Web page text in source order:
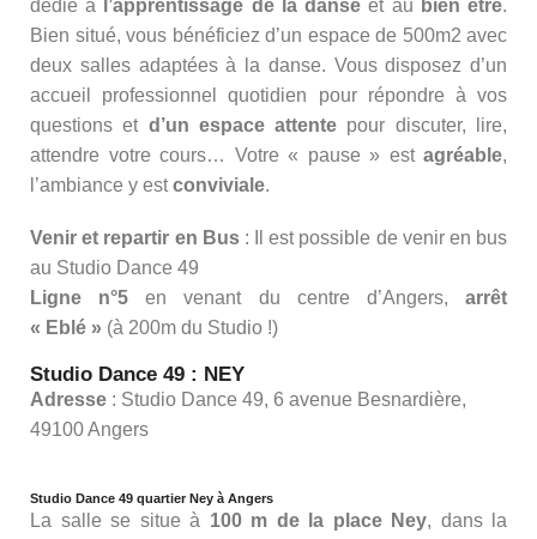
dédié à l’apprentissage de la danseet au bien être.
Bien situé, vous bénéficiez d’un espace de 500m2 avec
deux salles adaptées à la danse. Vous disposez d’un
accueil professionnel quotidien pour répondre à vos
questions et d’un espace attente pour discuter, lire,
attendre votre cours… Votre « pause » est agréable,
l’ambiance y estconviviale.
Venir et repartir en Bus : Il est possible de venir en bus
au Studio Dance 49
Ligne n°5 en venant du centre d’Angers, arrêt
« Eblé » (à 200m du Studio !)
Studio Dance 49 : NEY
Adresse : Studio Dance 49, 6 avenue Besnardière,
49100 Angers
Studio Dance 49 quartier Ney à Angers
La salle se situe à 100 m de la place Ney, dans la